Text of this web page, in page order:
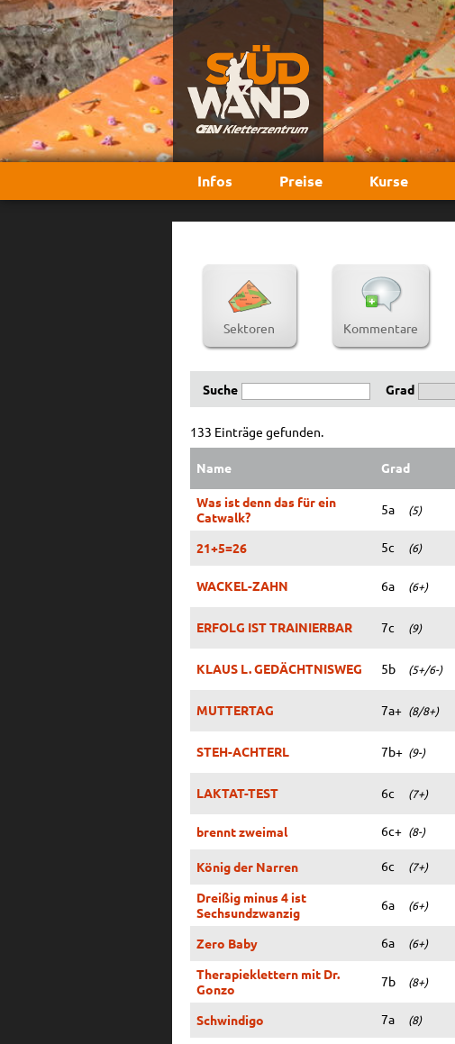
Infos Preise Kurse
Sektoren Kommentare
Suche Grad
133 Einträge gefunden.
Name Grad
Was ist denn das für ein
Catwalk?
5a (5)
21+5=26 5c (6)
WACKEL-ZAHN 6a (6+)
ERFOLG IST TRAINIERBAR 7c (9)
KLAUS L. GEDÄCHTNISWEG 5b (5+/6-)
MUTTERTAG 7a+ (8/8+)
STEH-ACHTERL 7b+ (9-)
LAKTAT-TEST 6c (7+)
brennt zweimal 6c+ (8-)
König der Narren 6c (7+)
Dreißig minus 4 ist
Sechsundzwanzig
6a (6+)
Zero Baby 6a (6+)
Therapieklettern mit Dr.
Gonzo
7b (8+)
Schwindigo 7a (8)